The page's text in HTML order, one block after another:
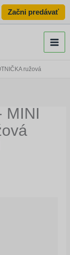
Začni predávať
ružová
MINI